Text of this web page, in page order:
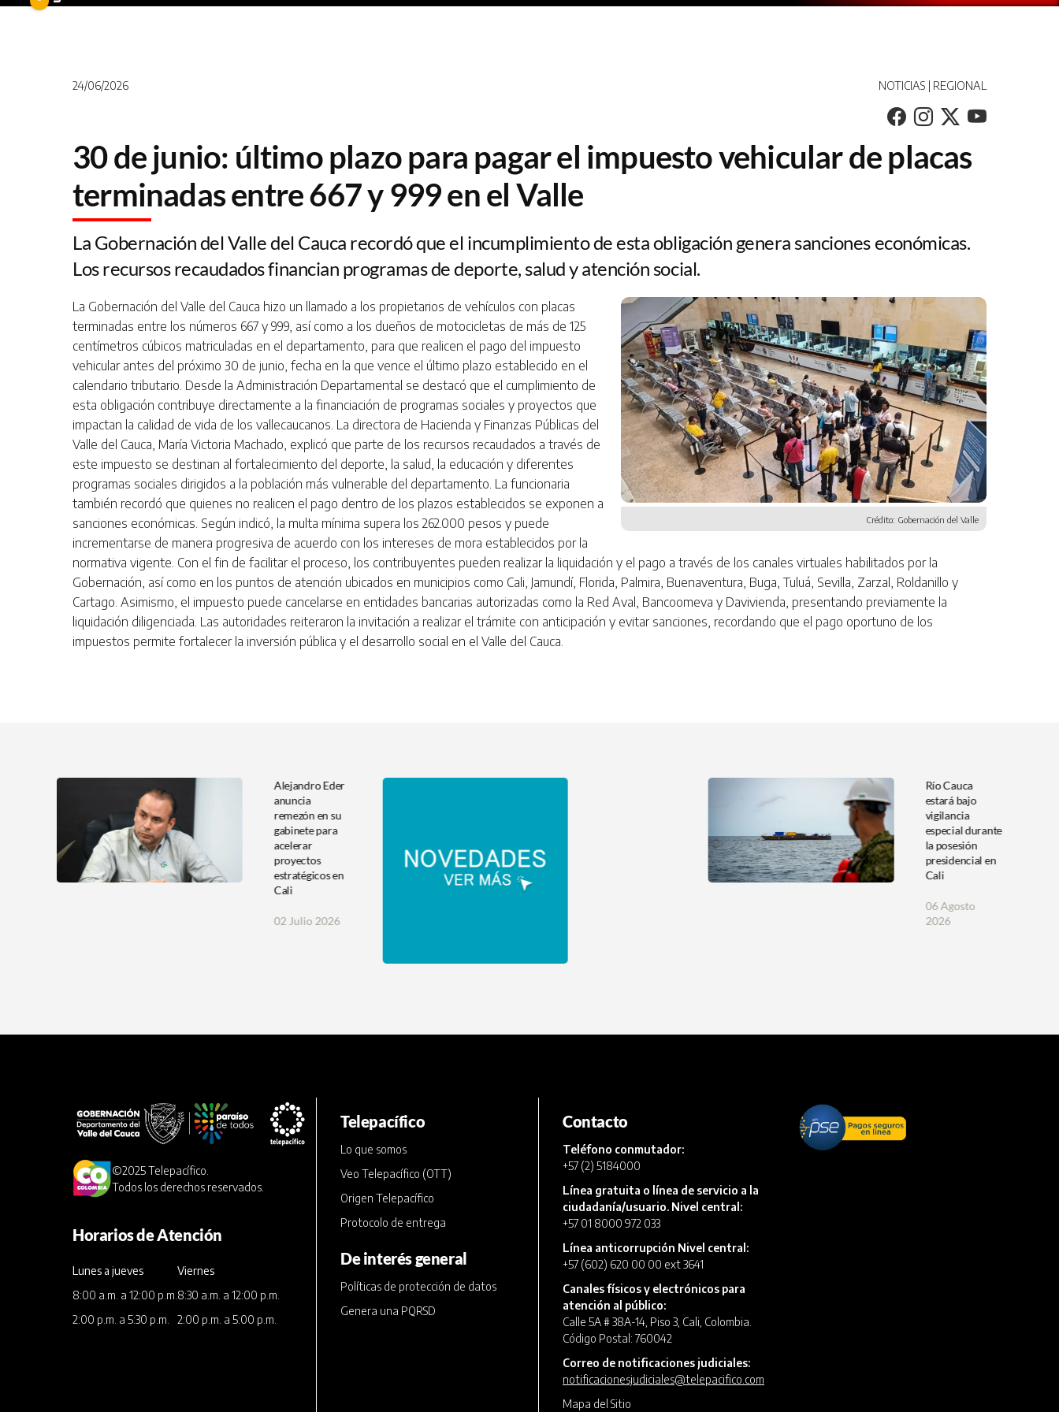
24/06/2026 NOTICIAS | REGIONAL
30 de junio: último plazo para pagar el impuesto vehicular de placas
terminadas entre 667 y 999 en el Valle
La Gobernación del Valle del Cauca recordó que el incumplimiento de esta obligación genera sanciones económicas.
Los recursos recaudados financian programas de deporte, salud y atención social.
Crédito: Gobernación del Valle
La Gobernación del Valle del Cauca hizo un llamado a los propietarios de vehículos con placas
terminadas entre los números 667 y 999, así como a los dueños de motocicletas de más de 125
centímetros cúbicos matriculadas en el departamento, para que realicen el pago del impuesto
vehicular antes del próximo 30 de junio, fecha en la que vence el último plazo establecido en el
calendario tributario. Desde la Administración Departamental se destacó que el cumplimiento de
esta obligación contribuye directamente a la financiación de programas sociales y proyectos que
impactan la calidad de vida de los vallecaucanos. La directora de Hacienda y Finanzas Públicas del
Valle del Cauca, María Victoria Machado, explicó que parte de los recursos recaudados a través de
este impuesto se destinan al fortalecimiento del deporte, la salud, la educación y diferentes
programas sociales dirigidos a la población más vulnerable del departamento. La funcionaria
también recordó que quienes no realicen el pago dentro de los plazos establecidos se exponen a
sanciones económicas. Según indicó, la multa mínima supera los 262.000 pesos y puede
incrementarse de manera progresiva de acuerdo con los intereses de mora establecidos por la
normativa vigente. Con el fin de facilitar el proceso, los contribuyentes pueden realizar la liquidación y el pago a través de los canales virtuales habilitados por la
Gobernación, así como en los puntos de atención ubicados en municipios como Cali, Jamundí, Florida, Palmira, Buenaventura, Buga, Tuluá, Sevilla, Zarzal, Roldanillo y
Cartago. Asimismo, el impuesto puede cancelarse en entidades bancarias autorizadas como la Red Aval, Bancoomeva y Davivienda, presentando previamente la
liquidación diligenciada. Las autoridades reiteraron la invitación a realizar el trámite con anticipación y evitar sanciones, recordando que el pago oportuno de los
impuestos permite fortalecer la inversión pública y el desarrollo social en el Valle del Cauca.
Río Cauca
estará bajo
vigilancia
especial durante
la posesión
presidencial en
Cali
06 Agosto
2026
Alejandro Eder
anuncia
remezón en su
gabinete para
acelerar
proyectos
estratégicos en
Cali
02 Julio 2026
©2025 Telepacífico.
Todos los derechos reservados.
Horarios de Atención
Lunes a jueves
8:00 a.m. a 12:00 p.m.
2:00 p.m. a 5:30 p.m.
Viernes
8:30 a.m. a 12:00 p.m.
2:00 p.m. a 5:00 p.m.
Telepacífico
Lo que somos
Veo Telepacífico (OTT)
Origen Telepacífico
Protocolo de entrega
De interés general
Políticas de protección de datos
Genera una PQRSD
Contacto
Teléfono conmutador:
+57 (2) 5184000
Línea gratuita o línea de servicio a la
ciudadanía/usuario. Nivel central:
+57 01 8000 972 033
Línea anticorrupción Nivel central:
+57 (602) 620 00 00 ext 3641
Canales físicos y electrónicos para
atención al público:
Calle 5A # 38A-14, Piso 3, Cali, Colombia.
Código Postal: 760042
Correo de notificaciones judiciales:
notificacionesjudiciales@telepacifico.com
Mapa del Sitio